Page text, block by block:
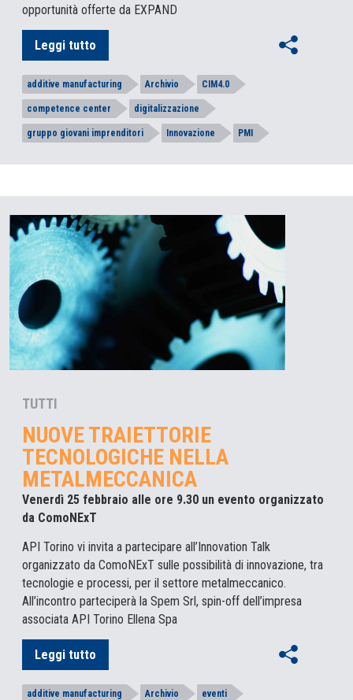
opportunità offerte da EXPAND
Leggi tutto
additive manufacturing Archivio CIM4.0
competence center digitalizzazione
gruppo giovani imprenditori Innovazione PMI
TUTTI
NUOVE TRAIETTORIE
TECNOLOGICHE NELLA
METALMECCANICA
Venerdì 25 febbraio alle ore 9.30 un evento organizzato
da ComoNExT
API Torino vi invita a partecipare all’Innovation Talk
organizzato da ComoNExT sulle possibilità di innovazione, tra
tecnologie e processi, per il settore metalmeccanico.
All’incontro parteciperà la Spem Srl, spin-off dell’impresa
associata API Torino Ellena Spa
Leggi tutto
additive manufacturing Archivio eventi